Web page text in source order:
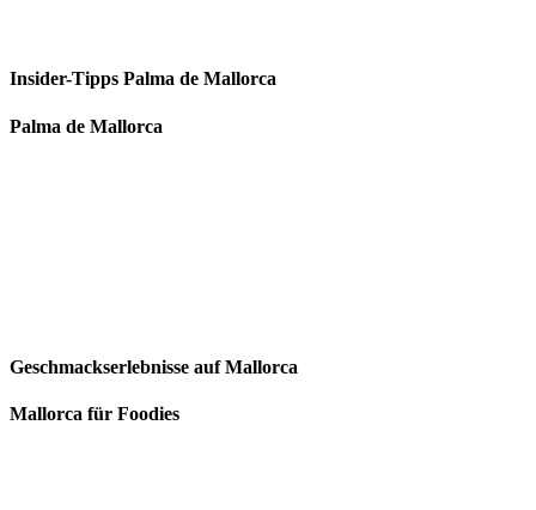
Insider-Tipps Palma de Mallorca
Palma de Mallorca
Geschmackserlebnisse auf Mallorca
Mallorca für Foodies